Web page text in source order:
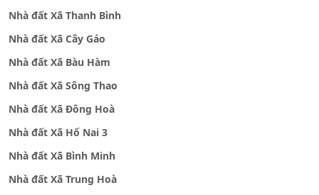
Nhà đất Xã Thanh Bình
Nhà đất Xã Cây Gáo
Nhà đất Xã Bàu Hàm
Nhà đất Xã Sông Thao
Nhà đất Xã Đông Hoà
Nhà đất Xã Hố Nai 3
Nhà đất Xã Bình Minh
Nhà đất Xã Trung Hoà